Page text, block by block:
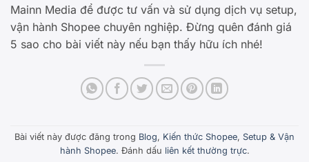
Mainn Media để được tư vấn và sử dụng dịch vụ setup,
vận hành Shopee chuyên nghiệp. Đừng quên đánh giá
5 sao cho bài viết này nếu bạn thấy hữu ích nhé!
Bài viết này được đăng trong Blog, Kiến thức Shopee, Setup & Vận
hành Shopee. Đánh dấu liên kết thường trực.